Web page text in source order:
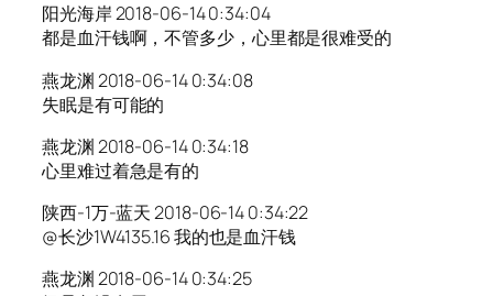
阳光海岸 2018-06-14 0:34:04
都是血汗钱啊，不管多少，心里都是很难受的
燕龙渊 2018-06-14 0:34:08
失眠是有可能的
燕龙渊 2018-06-14 0:34:18
心里难过着急是有的
陕西-1万-蓝天 2018-06-14 0:34:22
@长沙1W4135.16 我的也是血汗钱
燕龙渊 2018-06-14 0:34:25